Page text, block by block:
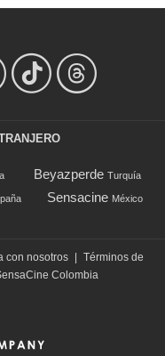
Beyazperde Turquía
Sensacine México
con nosotros | Términos de
Colombia